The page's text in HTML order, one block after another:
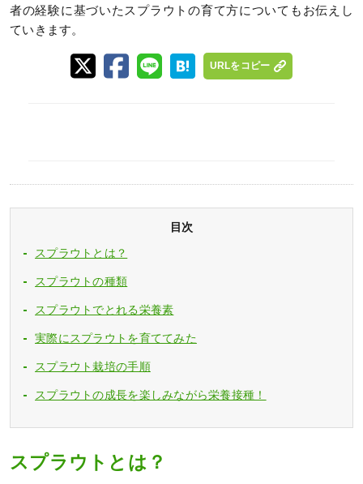
者の経験に基づいたスプラウトの育て方についてもお伝えし
ていきます。
URLをコピー
目次
スプラウトとは？
スプラウトの種類
スプラウトでとれる栄養素
実際にスプラウトを育ててみた
スプラウト栽培の手順
スプラウトの成長を楽しみながら栄養接種！
スプラウトとは？